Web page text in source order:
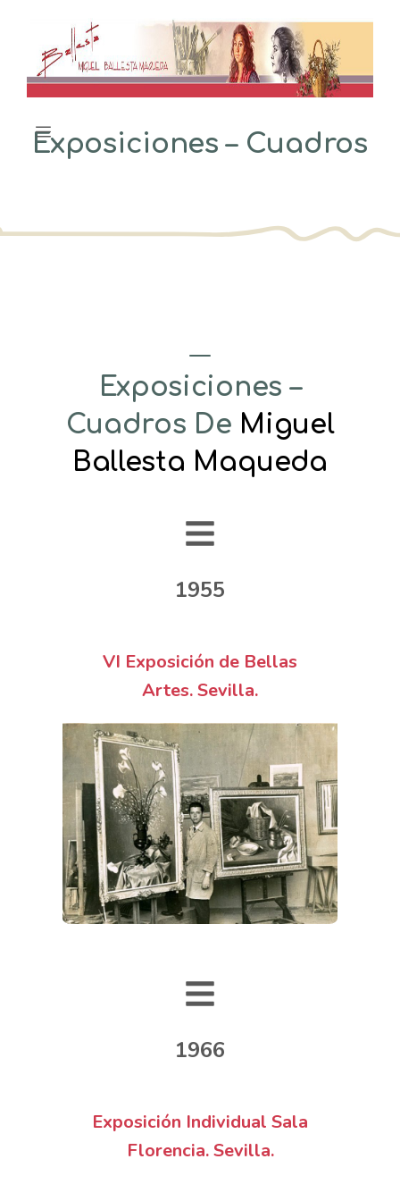
contenido
Menú
Exposiciones – Cuadros
Exposiciones –
Cuadros De Miguel
Ballesta Maqueda
1955
VI Exposición de Bellas
Artes. Sevilla.
1966
Exposición Individual Sala
Florencia. Sevilla.